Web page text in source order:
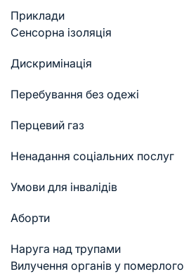
Приклади
Cенсорна ізоляція
Дискримінація
Перебування без одежі
Перцевий газ
Ненадання соціальних послуг
Умови для інвалідів
Аборти
Наруга над трупами
Вилучення органів у померлого